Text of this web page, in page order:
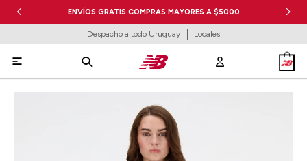
ENVÍOS GRATIS COMPRAS MAYORES A $5000
Despacho a todo Uruguay Locales
